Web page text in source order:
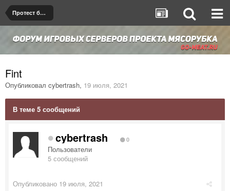
Протест бана/мута
Fint
Опубликовал cybertrash, 19 июля, 2021
В теме 5 сообщений
cybertrash 0
Пользователи
5 сообщений
Опубликовано 19 июля, 2021